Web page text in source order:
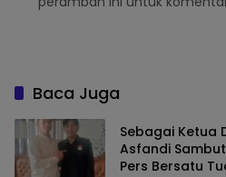
Baca Juga
Sebagai Ketua
Asfandi
Pers Bersatu